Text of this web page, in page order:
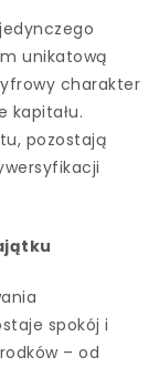
unikatową
charakter
kapitału.
pozostają
spokój i
– od